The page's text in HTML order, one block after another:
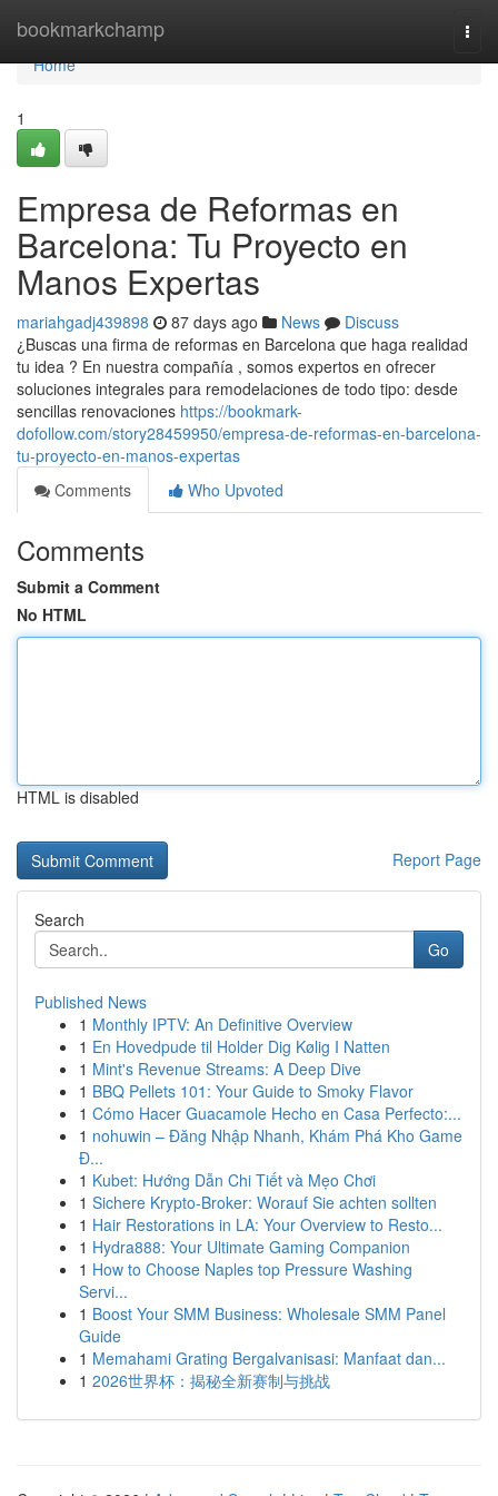
bookmarkchamp
Home
Home
1
Empresa de Reformas en
Barcelona: Tu Proyecto en
Manos Expertas
mariahgadj439898 87 days ago News
Discuss
¿Buscas una firma de reformas en Barcelona que haga realidad
tu idea ? En nuestra compañía , somos expertos en ofrecer
soluciones integrales para remodelaciones de todo tipo: desde
sencillas renovaciones https://bookmark-
dofollow.com/story28459950/empresa-de-reformas-en-barcelona-
tu-proyecto-en-manos-expertas
Comments
Who Upvoted
Comments
Submit a Comment
No HTML
HTML is disabled
Report Page
Search
Go
Published News
1 Monthly IPTV: An Definitive Overview
1 En Hovedpude til Holder Dig Kølig I Natten
1 Mint's Revenue Streams: A Deep Dive
1 BBQ Pellets 101: Your Guide to Smoky Flavor
1 Cómo Hacer Guacamole Hecho en Casa Perfecto:...
1 nohuwin – Đăng Nhập Nhanh, Khám Phá Kho Game
Đ...
1 Kubet: Hướng Dẫn Chi Tiết và Mẹo Chơi
1 Sichere Krypto-Broker: Worauf Sie achten sollten
1 Hair Restorations in LA: Your Overview to Resto...
1 Hydra888: Your Ultimate Gaming Companion
1 How to Choose Naples top Pressure Washing
Servi...
1 Boost Your SMM Business: Wholesale SMM Panel
Guide
1 Memahami Grating Bergalvanisasi: Manfaat dan...
1 2026世界杯：揭秘全新赛制与挑战